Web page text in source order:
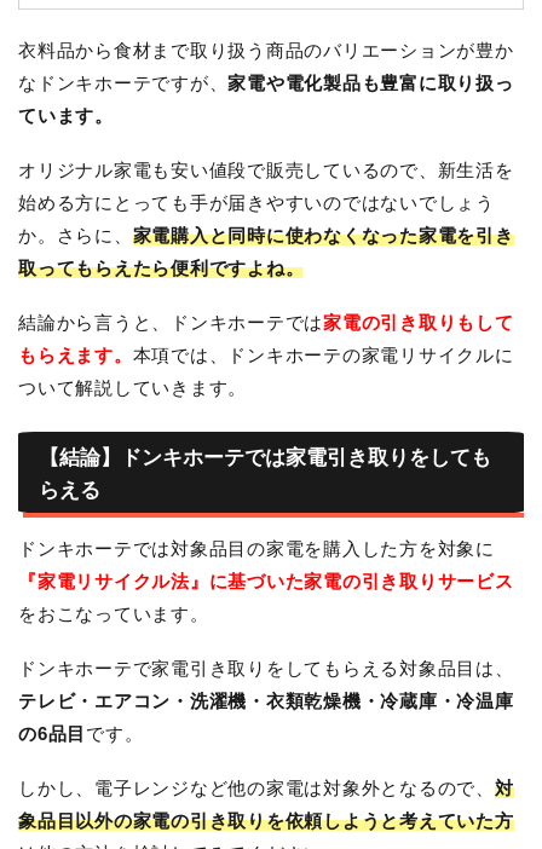
衣料品から食材まで取り扱う商品のバリエーションが豊か
なドンキホーテですが、家電や電化製品も豊富に取り扱っ
ています。
オリジナル家電も安い値段で販売しているので、新生活を
始める方にとっても手が届きやすいのではないでしょう
か。さらに、 家電購入と同時に使わなくなった家電を引き
取ってもらえたら便利ですよね。
結論から言うと、ドンキホーテでは家電の引き取りもして
もらえます。 本項では、ドンキホーテの家電リサイクルに
ついて解説していきます。
【結論】ドンキホーテでは家電引き取りをしても
らえる
ドンキホーテでは対象品目の家電を購入した方を対象に
『家電リサイクル法』に基づいた家電の引き取りサービス
をおこなっています。
ドンキホーテで家電引き取りをしてもらえる対象品目は、
テレビ・エアコン・洗濯機・衣類乾燥機・冷蔵庫・冷温庫
の6品目 です。
しかし、電子レンジなど他の家電は対象外となるので、 対
象品目以外の家電の引き取りを依頼しようと考えていた方